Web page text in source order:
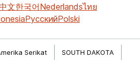
文한국어Nederlandsไทย
РусскийPolski
Serikat
SOUTH DAKOTA